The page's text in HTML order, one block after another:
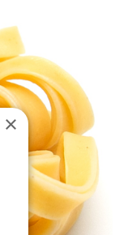
×